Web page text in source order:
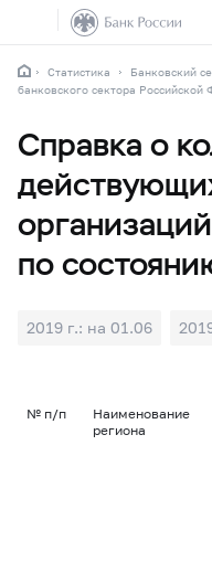
Статистика Банковский
банковского сектора Российской
Справка о
по
2019 г.: на 01.06
№ п/п
Наименование
региона